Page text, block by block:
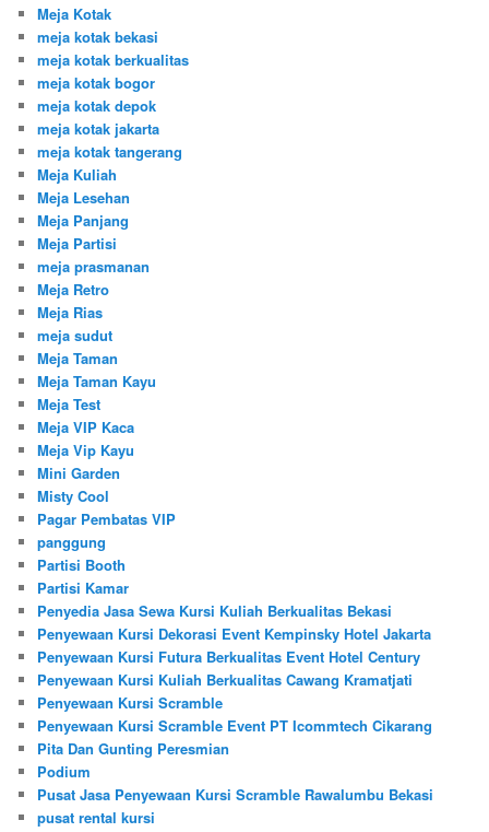
Meja Kotak
meja kotak bekasi
meja kotak berkualitas
meja kotak bogor
meja kotak depok
meja kotak jakarta
meja kotak tangerang
Meja Kuliah
Meja Lesehan
Meja Panjang
Meja Partisi
meja prasmanan
Meja Retro
Meja Rias
meja sudut
Meja Taman
Meja Taman Kayu
Meja Test
Meja VIP Kaca
Meja Vip Kayu
Mini Garden
Misty Cool
Pagar Pembatas VIP
panggung
Partisi Booth
Partisi Kamar
Penyedia Jasa Sewa Kursi Kuliah Berkualitas Bekasi
Penyewaan Kursi Dekorasi Event Kempinsky Hotel Jakarta
Penyewaan Kursi Futura Berkualitas Event Hotel Century
Penyewaan Kursi Kuliah Berkualitas Cawang Kramatjati
Penyewaan Kursi Scramble
Penyewaan Kursi Scramble Event PT Icommtech Cikarang
Pita Dan Gunting Peresmian
Podium
Pusat Jasa Penyewaan Kursi Scramble Rawalumbu Bekasi
pusat rental kursi